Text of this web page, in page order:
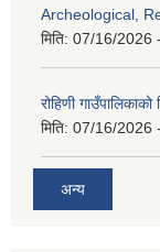
Archeological,
मिति: 07/16/2026
रोहिणी
मिति: 07/16/2026
अन्य